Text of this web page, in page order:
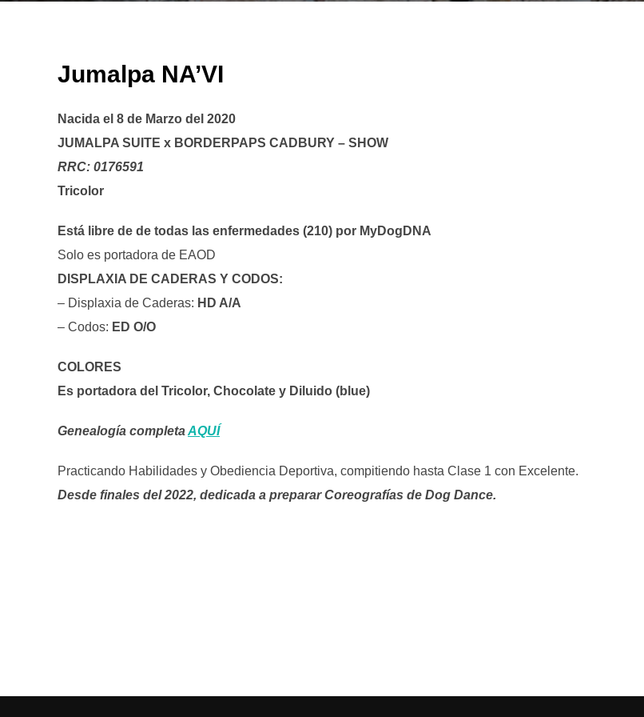
Jumalpa NA’VI
Nacida el 8 de Marzo del 2020
JUMALPA SUITE x BORDERPAPS CADBURY – SHOW
RRC: 0176591
Tricolor
Está libre de de todas las enfermedades (210) por MyDogDNA
Solo es portadora de EAOD
DISPLAXIA DE CADERAS Y CODOS:
– Displaxia de Caderas: HD A/A
– Codos: ED O/O
COLORES
Es portadora del Tricolor, Chocolate y Diluido (blue)
Genealogía completaAQUÍ
Practicando Habilidades y Obediencia Deportiva, compitiendo hasta Clase 1 con Excelente.
Desde finales del 2022, dedicada a preparar Coreografías de Dog Dance.